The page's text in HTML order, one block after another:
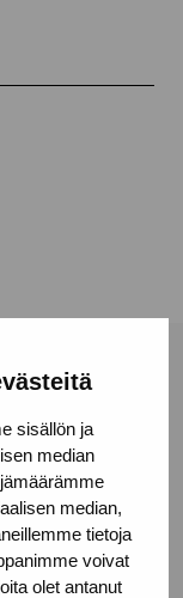
sisällön ja
median
median,
tietoja
voivat
olet antanut